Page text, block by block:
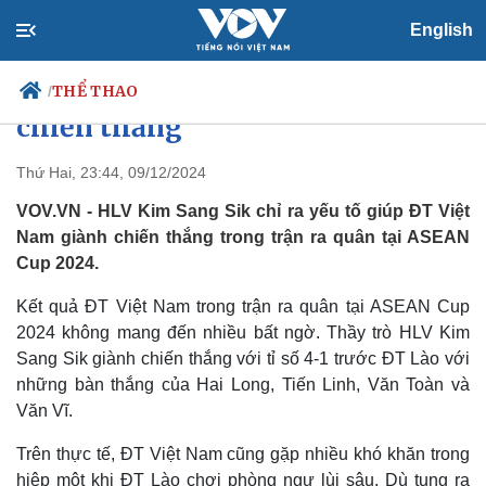
English
/THỂ THAO
Chính trị
Đảng
Tổ chức nhân sự
Nhận diện sự thật
Xã hội
Tin 24h
Dấu ấn VOV
Việc làm
Biển đảo
HLV Kim Sang Sik tiết lộ chiến
thuật giúp ĐT Việt Nam giành
chiến thắng
Thứ Hai, 23:44, 09/12/2024
VOV.VN - HLV Kim Sang Sik chỉ ra yếu tố giúp ĐT Việt
Nam giành chiến thắng trong trận ra quân tại ASEAN
Cup 2024.
Kết quả ĐT Việt Nam trong trận ra quân tại ASEAN Cup
2024 không mang đến nhiều bất ngờ. Thầy trò HLV Kim
Sang Sik giành chiến thắng với tỉ số 4-1 trước ĐT Lào với
những bàn thắng của Hai Long, Tiến Linh, Văn Toàn và
Văn Vĩ.
Trên thực tế, ĐT Việt Nam cũng gặp nhiều khó khăn trong
hiệp một khi ĐT Lào chơi phòng ngự lùi sâu. Dù tung ra